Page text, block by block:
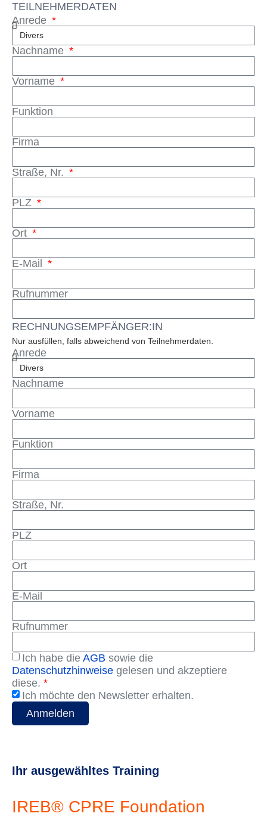
TEILNEHMERDATEN
Anrede
Nachname
Vorname
Funktion
Firma
Straße, Nr.
PLZ
Ort
E-Mail
Rufnummer
RECHNUNGSEMPFÄNGER:IN
Nur ausfüllen, falls abweichend von Teilnehmerdaten.
Anrede
Nachname
Vorname
Funktion
Firma
Straße, Nr.
PLZ
Ort
E-Mail
Rufnummer
Ich habe die AGB sowie die
Datenschutzhinweise gelesen und akzeptiere
diese. *
Ich möchte den Newsletter erhalten.
Anmelden
Ihr ausgewähltes Training
IREB® CPRE Foundation